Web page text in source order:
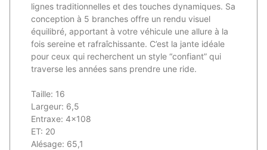
lignes traditionnelles et des touches dynamiques. Sa
conception à 5 branches offre un rendu visuel
équilibré, apportant à votre véhicule une allure à la
fois sereine et rafraîchissante. C’est la jante idéale
pour ceux qui recherchent un style “confiant” qui
traverse les années sans prendre une ride.
Taille: 16
Largeur: 6,5
Entraxe: 4×108
ET: 20
Alésage: 65,1